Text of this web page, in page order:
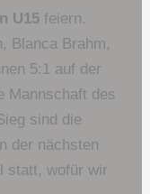
U15 feiern.
Blanca Brahm,
5:1 auf der
Mannschaft des
sind die
der nächsten
statt, wofür wir